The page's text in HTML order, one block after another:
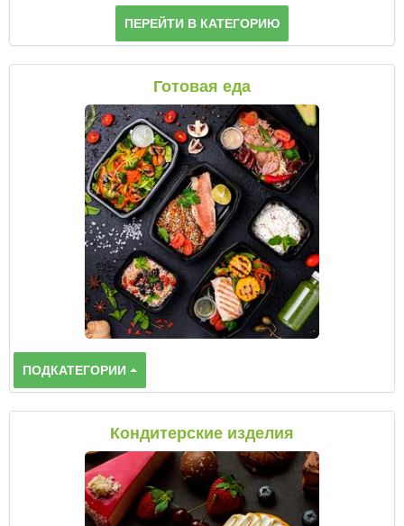
ПЕРЕЙТИ В КАТЕГОРИЮ
Готовая еда
ПОДКАТЕГОРИИ
Кондитерские изделия